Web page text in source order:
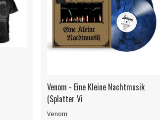
Venom - Eine Kleine Nachtmusik
(Splatter Vi
Venom